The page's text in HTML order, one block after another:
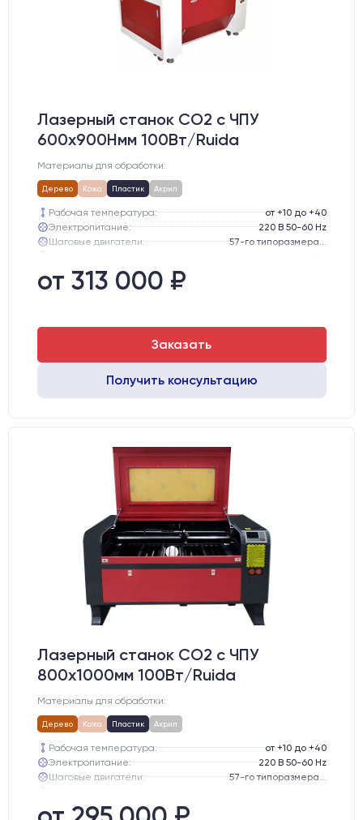
Лазерный станок CO2 c ЧПУ
600х900Hмм 100Вт/Ruida
Материалы для обработки:
Дерево Кожа Пластик Акрил
Рабочая температура:
от +10 до +40
Электропитание:
220 В 50-60 Hz
Шаговые двигатели:
Направляющие оси Y:
Направляющие оси Х:
от 313 000 ₽
Заказать
Получить консультацию
Лазерный станок CO2 c ЧПУ
800х1000мм 100Вт/Ruida
Материалы для обработки:
Дерево Кожа Пластик Акрил
Рабочая температура:
от +10 до +40
Электропитание:
220 В 50-60 Hz
Шаговые двигатели:
Направляющие оси Y: